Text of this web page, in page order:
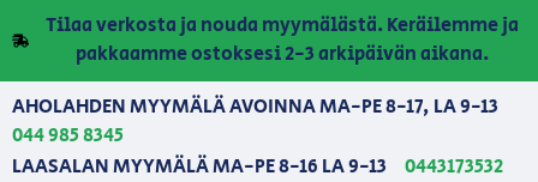
Tilaa verkosta ja nouda myymälästä. Keräilemme ja
pakkaamme ostoksesi 2-3 arkipäivän aikana.
AHOLAHDEN MYYMÄLÄ AVOINNA MA-PE 8-17, LA 9-13
044 985 8345
LAASALAN MYYMÄLÄ MA-PE 8-16 LA 9-13
0443173532